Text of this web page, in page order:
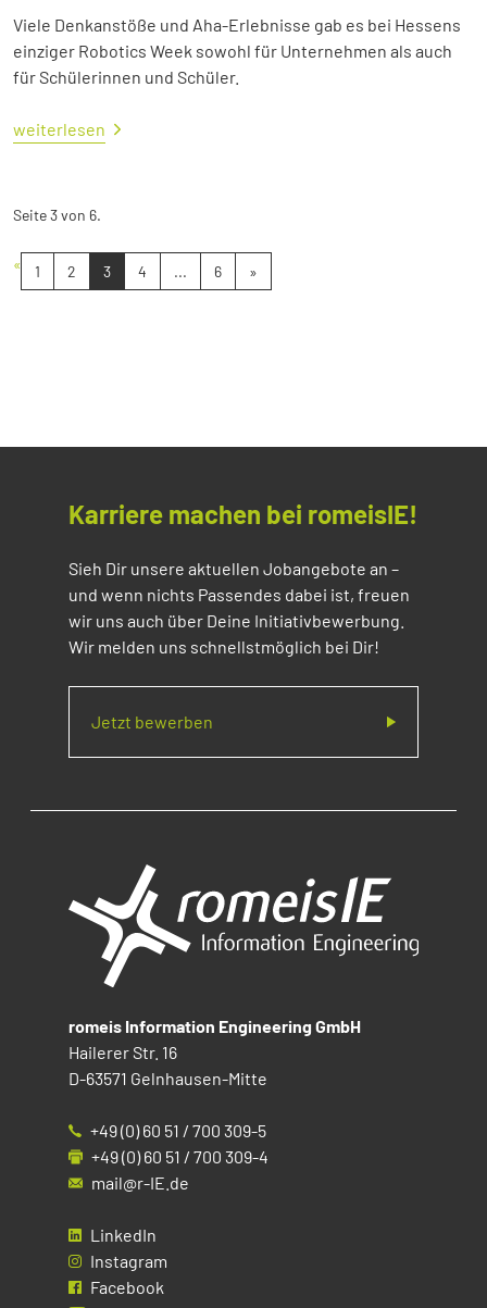
Viele Denkanstöße und Aha-Erlebnisse gab es bei Hessens
einziger Robotics Week sowohl für Unternehmen als auch
für Schülerinnen und Schüler.
weiterlesen
Seite 3 von 6.
« 1 2 3 4 ... 6 »
Karriere machen bei romeisIE!
Sieh Dir unsere aktuellen Jobangebote an –
und wenn nichts Passendes dabei ist, freuen
wir uns auch über Deine Initiativbewerbung.
Wir melden uns schnellstmöglich bei Dir!
Jetzt bewerben
romeis Information Engineering GmbH
Hailerer Str. 16
D-63571 Gelnhausen-Mitte
+49 (0) 60 51 / 700 309-5
+49 (0) 60 51 / 700 309-4
mail@r-IE.de
LinkedIn
Instagram
Facebook